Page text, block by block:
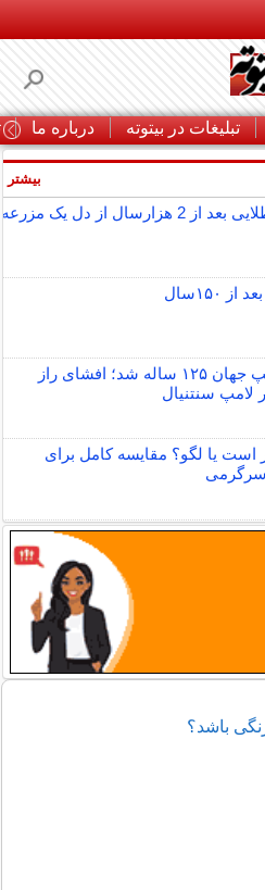
تبلیغات در بیتوته درباره ما
گنج سکه‌های طلایی بعد از 2 هزارسال از دل یک مزرعه
قدیمی‌ترین لامپ جهان ۱۲۵ ساله شد؛ افشای راز
سنتنیال
است یا لگو؟ مقایسه کامل برای
سرگرمی
بیشتر
باشد؟